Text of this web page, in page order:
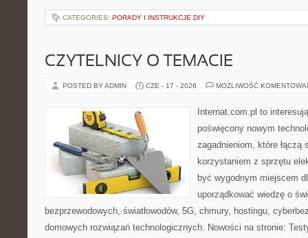
CATEGORIES: PORADY I INSTRUKCJE DIY
CZYTELNICY O TEMACIE
POSTED BY ADMIN CZE - 17 - 2026 MOŻLIWOŚĆ
Internat.com.pl to
poświęcony nowym
zagadnieniom, które łączą
korzystaniem z sprzętu
być wygodnym miejscem
uporządkować wiedzę o
bezprzewodowych, światłowodów, 5G, chmury, hostingu,
domowych rozwiązań technologicznych. Nowości na stronie: